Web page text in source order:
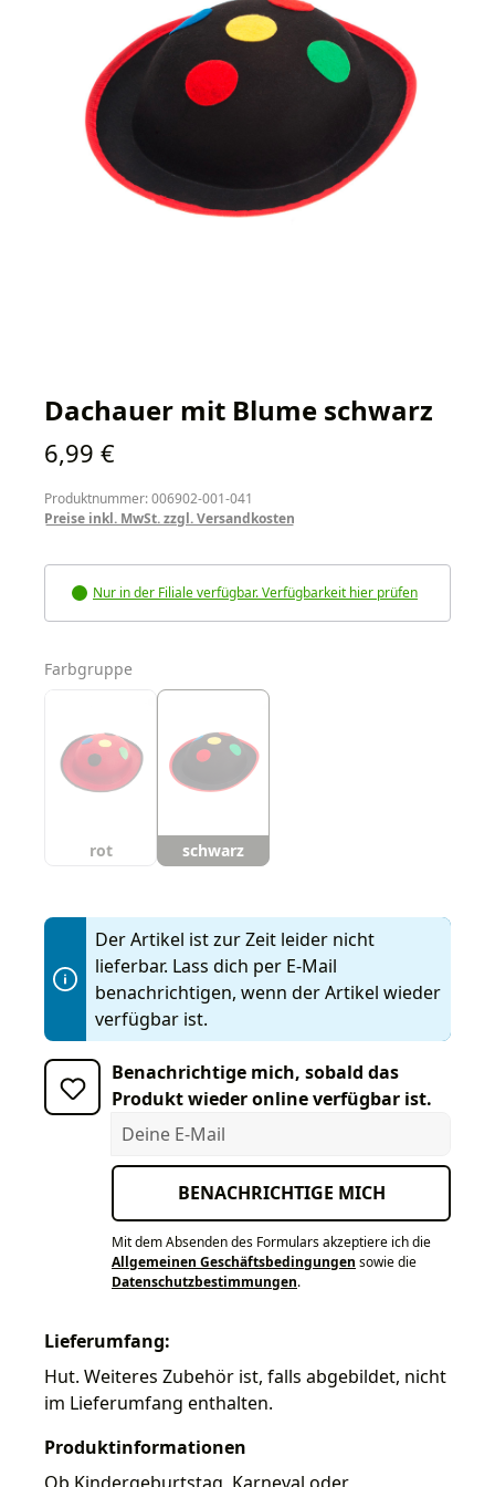
Dachauer mit Blume schwarz
Regulärer Preis:
6,99 €
Produktnummer: 006902-001-041
Preise inkl. MwSt. zzgl. Versandkosten
Nur in der Filiale verfügbar. Verfügbarkeit hier prüfen
Farbgruppe
rot schwarz
Der Artikel ist zur Zeit leider nicht
lieferbar. Lass dich per E-Mail
benachrichtigen, wenn der Artikel wieder
verfügbar ist.
Benachrichtige mich, sobald das
Produkt wieder online verfügbar ist.
Deine E-Mail
BENACHRICHTIGE MICH
Mit dem Absenden des Formulars akzeptiere ich die
Allgemeinen Geschäftsbedingungen sowie die
Datenschutzbestimmungen.
Lieferumfang:
Hut. Weiteres Zubehör ist, falls abgebildet, nicht
im Lieferumfang enthalten.
Produktinformationen